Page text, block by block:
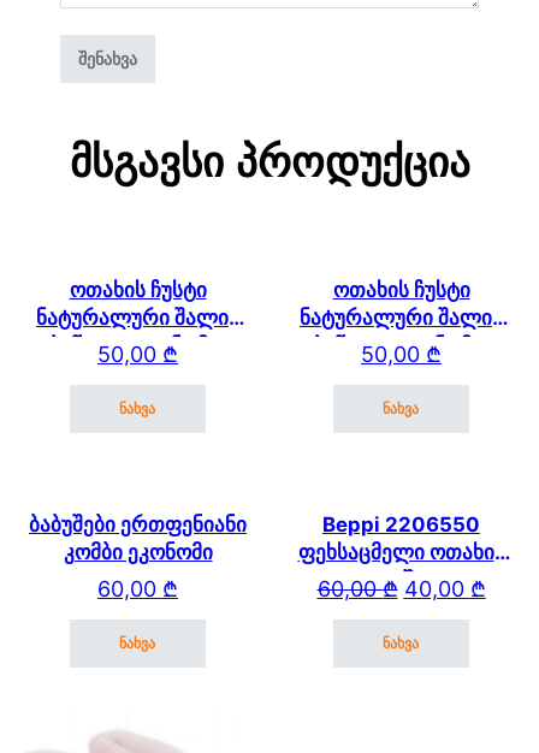
Მსგავსი Პროდუქცია
ოთახის ჩუსტი
ნატურალური შალის
ბეწვით "ეკონომი"
შოკოლადისფერი
50,00 ₾
ნახვა
ოთახის ჩუსტი
ნატურალური შალის
ბეწვით "ეკონომი"
კარამელი
50,00 ₾
ნახვა
ბაბუშები ერთფენიანი
კომბი ეკონომი
60,00 ₾
ნახვა
Beppi 2206550
ფეხსაცმელი ოთახის
EVA შავი
60,00₾ Original price
40,00 ₾
Current price is:
ნახვა